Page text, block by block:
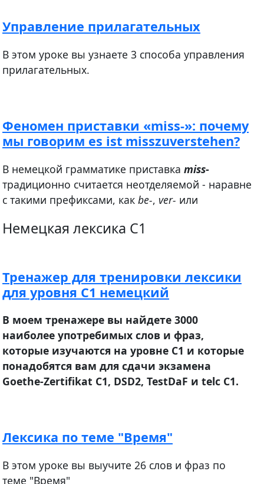
Управление прилагательных
В этом уроке вы узнаете 3 способа управления
прилагательных.
Феномен приставки «miss-»: почему
мы говорим es ist misszuverstehen?
В немецкой грамматике приставка miss-
традиционно считается неотделяемой - наравне
с такими префиксами, как be-, ver- или
Немецкая лексика C1
Тренажер для тренировки лексики
для уровня С1 немецкий
В моем тренажере вы найдете 3000
наиболее употребимых слов и фраз,
которые изучаются на уровне С1 и которые
понадобятся вам для сдачи экзамена
Goethe-Zertifikat С1, DSD2, TestDaF и telc C1.
Лексика по теме "Время"
В этом уроке вы выучите 26 слов и фраз по
теме "Время"